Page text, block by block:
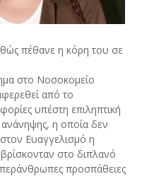
πέθανε η κόρη του σε
στο Νοσοκομείο
από το
υπέστη επιληπτική
ανάνηψης, η οποία δεν
Ευαγγελισμό η
στο διπλανό
προσπάθειες